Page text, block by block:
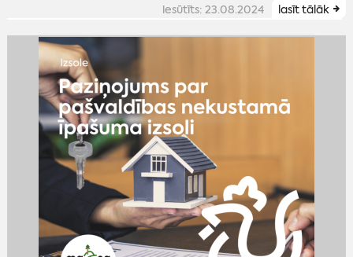
iesūtīts: 23.08.2024 lasīt tālāk